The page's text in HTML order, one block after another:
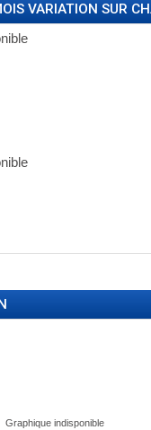
VARIATION SUR